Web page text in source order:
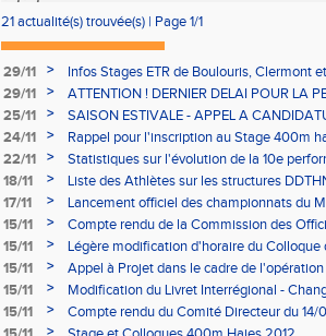
21 actualité(s) trouvée(s) | Page 1/1
29/11 >
Infos Stages ETR de Boulouris, Clermont
29/11
>
ATTENTION ! DERNIER DELAI POUR LA
30/11/2011
25/11 >
SAISON ESTIVALE - APPEL A
Régionaux et Interrégionaux
24/11 >
Rappel pour l'inscription au Stage 400m
22/11
>
Statistiques sur l'évolution de la 10e
JJB
18/11 >
Liste des Athlètes sur les structures
17/11
>
Lancement officiel des championnats du
Lyon 2015 !
15/11 >
Compte rendu de la Commission des
15/11
>
Légère modification d'horaire du Colloque
Bourgoin
15/11 >
Appel à Projet dans le cadre de
15/11
>
Modification du Livret Interrégional -
Longs
15/11 >
Compte rendu du Comité Directeur du 14/
>